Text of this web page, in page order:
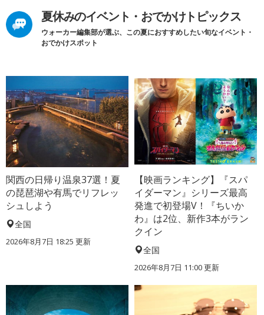
夏休みのイベント・おでかけトピックス
ウォーカー編集部が選ぶ、この夏におすすめしたい旬なイベント・
おでかけスポット
関西の日帰り温泉37選！夏
の琵琶湖や有馬でリフレッ
シュしよう
全国
2026年8月7日 18:25 更新
【映画ランキング】『スパ
イダーマン』シリーズ最高
発進で初登場V！『ちいか
わ』は2位、新作3本がラン
クイン
全国
2026年8月7日 11:00更新